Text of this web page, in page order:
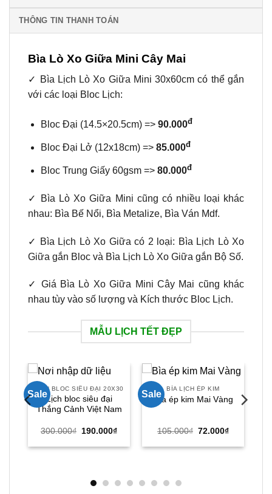
THÔNG TIN THANH TOÁN
Bìa Lò Xo Giữa Mini Cây Mai
✓ Bìa Lịch Lò Xo Giữa Mini 30x60cm có thể gắn
với các loại Bloc Lịch:
Bloc Đại (14.5×20.5cm) => 90.000đ
Bloc Đại Lở (12x18cm) => 85.000đ
Bloc Trung Giấy 60gsm => 80.000đ
✓ Bìa Lò Xo Giữa Mini cũng có nhiều loại khác
nhau: Bìa Bế Nổi, Bìa Metalize, Bìa Ván Mdf.
✓ Bìa Lịch Lò Xo Giữa có 2 loại: Bìa Lịch Lò Xo
Giữa gắn Bloc và Bìa Lịch Lò Xo Giữa gắn Bộ Số.
✓ Giá Bìa Lò Xo Giữa Mini Cây Mai cũng khác
nhau tùy vào số lượng và Kích thước Bloc Lịch.
MẪU LỊCH TẾT ĐẸP
Sale
LỊCH BLOC SIÊU ĐẠI 20X30
Lịch bloc siêu đại
Thắng Cảnh Việt Nam
300.000₫
Giá
là:
190.000₫Giá
tại
Sale
BÌA LỊCH ÉP KIM
Bìa ép kim Mai Vàng
105.000₫ Giá
là:
72.000₫Giá
tại